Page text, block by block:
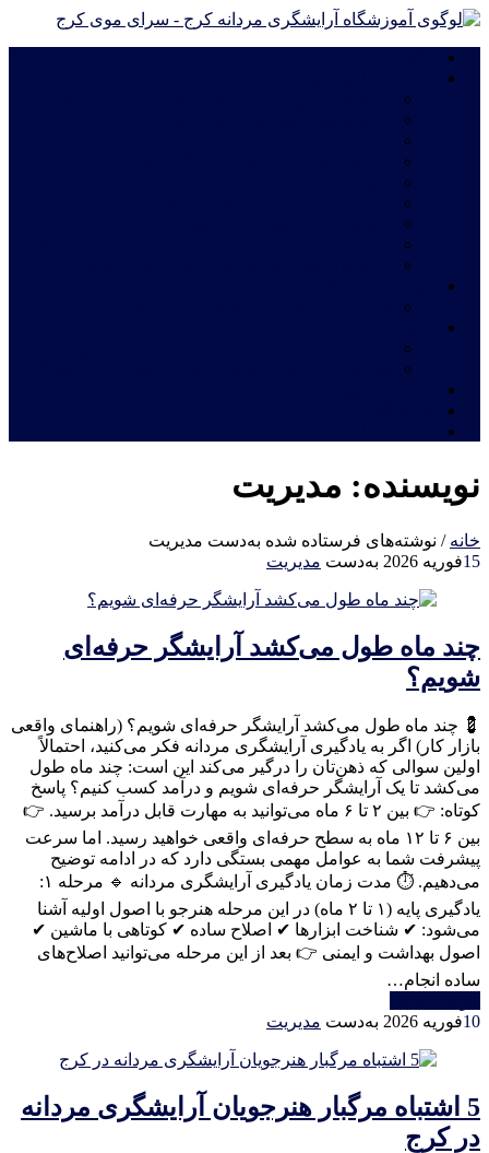
نویسنده: مدیریت
خانه / نوشته‌های فرستاده شده به‌دست مدیریت
15فوریه 2026 به‌دست مدیریت
چند ماه طول می‌کشد آرایشگر حرفه‌ای
شویم؟
💈 چند ماه طول می‌کشد آرایشگر حرفه‌ای شویم؟ (راهنمای واقعی
بازار کار) اگر به یادگیری آرایشگری مردانه فکر می‌کنید، احتمالاً
اولین سوالی که ذهن‌تان را درگیر می‌کند این است: چند ماه طول
می‌کشد تا یک آرایشگر حرفه‌ای شویم و درآمد کسب کنیم؟ پاسخ
کوتاه: 👉 بین ۲ تا ۶ ماه می‌توانید به مهارت قابل درآمد برسید. 👉
بین ۶ تا ۱۲ ماه به سطح حرفه‌ای واقعی خواهید رسید. اما سرعت
پیشرفت شما به عوامل مهمی بستگی دارد که در ادامه توضیح
می‌دهیم. ⏱ مدت زمان یادگیری آرایشگری مردانه 🔹 مرحله ۱:
یادگیری پایه (۱ تا ۲ ماه) در این مرحله هنرجو با اصول اولیه آشنا
می‌شود: ✔ شناخت ابزارها ✔ اصلاح ساده ✔ کوتاهی با ماشین ✔
اصول بهداشت و ایمنی 👉 بعد از این مرحله می‌توانید اصلاح‌های
ساده انجام…
10فوریه 2026 به‌دست مدیریت
5 اشتباه مرگبار هنرجویان آرایشگری مردانه
در کرج